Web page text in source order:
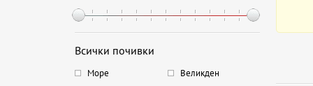
Всички почивки
Море
Великден